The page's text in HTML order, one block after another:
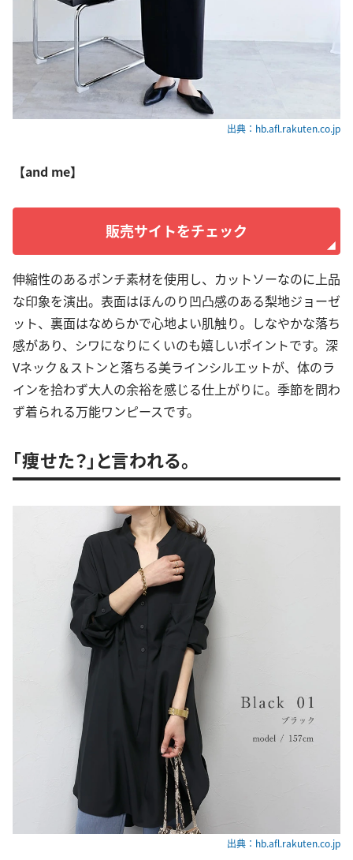
出典：hb.afl.rakuten.co.jp
【and me】
販売サイトをチェック
伸縮性のあるポンチ素材を使用し、カットソーなのに上品
な印象を演出。表面はほんのり凹凸感のある梨地ジョーゼ
ット、裏面はなめらかで心地よい肌触り。しなやかな落ち
感があり、シワになりにくいのも嬉しいポイントです。深
Vネック＆ストンと落ちる美ラインシルエットが、体のラ
インを拾わず大人の余裕を感じる仕上がりに。季節を問わ
ず着られる万能ワンピースです。
「痩せた？」と言われる。
出典：hb.afl.rakuten.co.jp